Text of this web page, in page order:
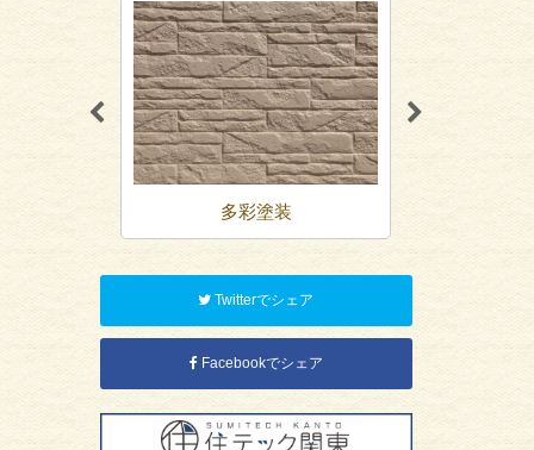
多彩塗装 屋
Twitterでシェア
Facebookでシェア